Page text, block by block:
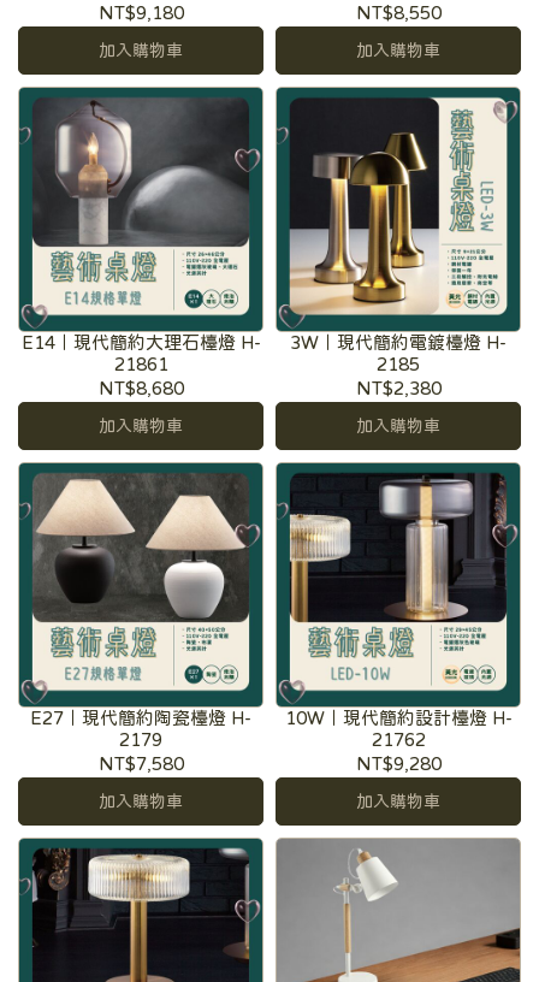
NT$9,180
加入購物車
NT$8,550
加入購物車
E14｜現代簡約大理石檯燈 H-
21861
NT$8,680
加入購物車
3W｜現代簡約電鍍檯燈 H-
2185
NT$2,380
加入購物車
E27｜現代簡約陶瓷檯燈 H-
2179
NT$7,580
加入購物車
10W｜現代簡約設計檯燈 H-
21762
NT$9,280
加入購物車